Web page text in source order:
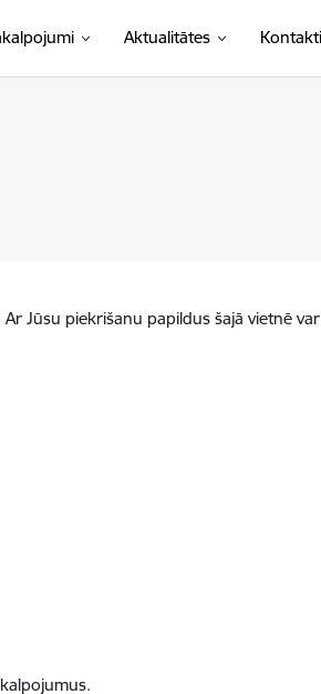
Aktualitātes Kontakti
Jūsu piekrišanu papildus šajā vietnē